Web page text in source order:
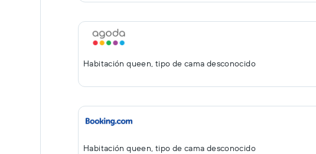
Habitación queen, tipo de cama desconocido
Habitación queen, tipo de cama desconocido